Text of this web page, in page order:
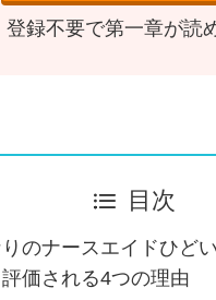
登録不要で第一章が読
目次
りのナースエイドひど
価される4つの理由